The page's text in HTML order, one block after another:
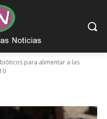
para alimentar a las